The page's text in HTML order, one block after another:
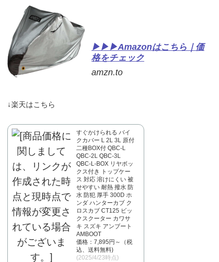
▶▶▶Amazonはこちら｜価
格をチェック
amzn.to
↓楽天はこちら
すぐかけられる バイ
クカバー L 2L 3L 原付
二種BOX付 QBC-L
QBC-2L QBC-3L
QBC-L-BOX リヤボッ
クス付き トップケー
ス 対応 溶けにくい 被
せやすい 耐熱 撥水 防
水 防犯 厚手 300D ホ
ンダ ハンターカブ ク
ロスカブ CT125 ビッ
クスクーター カワサ
キ スズキ アンブート
AMBOOT
価格：7,895円～（税
込、送料無料)
(2025/4/23時点)